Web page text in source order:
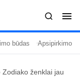
būdas Apsipirkimo
Zodiako ženklai jau